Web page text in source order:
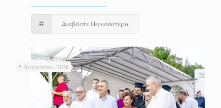
Διαβάστε Περισσότερα
5 Αυγούστου, 2026